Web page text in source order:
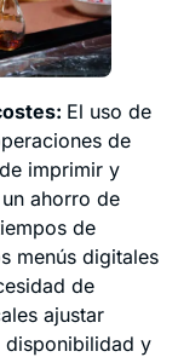
El uso de
de
imprimir y
ahorro de
de
menús digitales
de
ajustar
disponibilidad y